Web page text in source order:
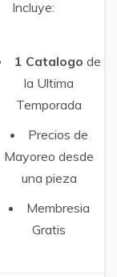
Incluye:
1 Catalogo de
la Ultima
Temporada
Precios de
Mayoreo desde
una pieza
Membresia
Gratis